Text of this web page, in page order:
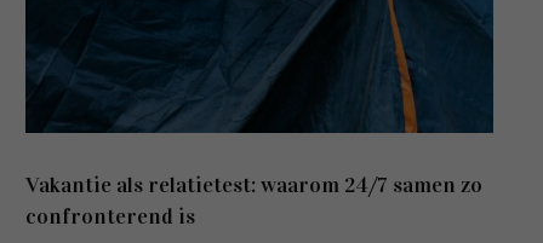
Vakantie als relatietest: waarom 24/7 samen zo
confronterend is